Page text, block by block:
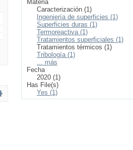
Materia
Caracterización (1)
Ingeniería de superficies (1)
Superficies duras (1)
Termoreactiva (1)
Tratamientos superficiales (1)
Tratamientos térmicos (1)
Tribología (1)
... más
Fecha
2020 (1)
Has File(s)
Yes (1)